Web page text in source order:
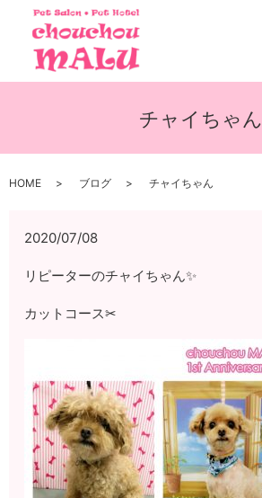
チャイちゃん
HOME ブログ チャイちゃん
2020/07/08
リピーターのチャイちゃん✨
カットコース✂